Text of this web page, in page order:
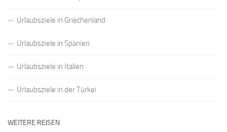
Urlaubsziele in Griechenland
Urlaubsziele in Spanien
Urlaubsziele in Italien
Urlaubsziele in der Türkei
WEITERE REISEN